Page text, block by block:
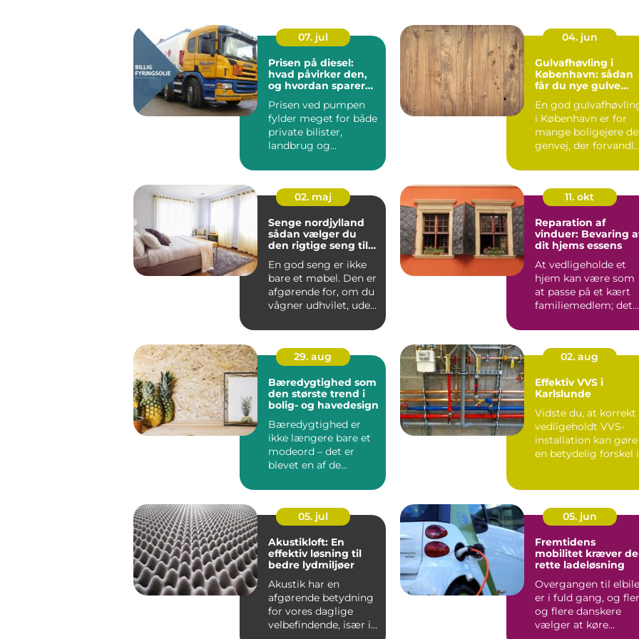
07. jul
Prisen på diesel:
hvad påvirker den,
og hvordan sparer
Prisen ved pumpen
fylder meget for både
private bilister,
landbrug og
tung transpor...
04. jun
Gulvafhøvling i
København: sådan
får du nye gulve
En god
i København er for
mange boligejere
genvej, der
02. maj
Senge nordjylland
sådan vælger du
den rigtige seng til
En god seng er ikke
bare et møbel. Den er
afgørende for, om du
vågner udhvilet, uden
11. okt
Reparation af
vinduer: Bevaring
dit hjems essens
At vedligeholde et
hjem kan være som
at passe på et kært
familiemedlem; det
29. aug
Bæredygtighed som
den største trend i
bolig- og havedesign
Bæredygtighed er
ikke længere bare et
modeord – det er
blevet en af de
02. aug
Effektiv VVS i
Karlslunde
Vidste du, at korrekt
vedligeholdt VVS-
installation kan gøre
en betydelig forskel i
05. jul
Akustikloft: En
effektiv løsning til
bedre lydmiljøer
Akustik har en
afgørende betydning
for vores daglige
velbefindende, især i
05. jun
Fremtidens
mobilitet kræver
rette ladeløsning
Overgangen til
er i fuld gang, og
og flere danskere
vælger at køre